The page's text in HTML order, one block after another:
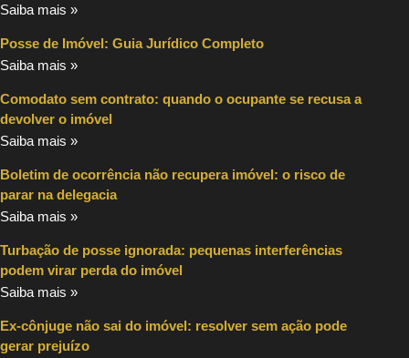
Saiba mais »
Posse de Imóvel: Guia Jurídico Completo
Saiba mais »
Comodato sem contrato: quando o ocupante se recusa a
devolver o imóvel
Saiba mais »
Boletim de ocorrência não recupera imóvel: o risco de
parar na delegacia
Saiba mais »
Turbação de posse ignorada: pequenas interferências
podem virar perda do imóvel
Saiba mais »
Ex-cônjuge não sai do imóvel: resolver sem ação pode
gerar prejuízo